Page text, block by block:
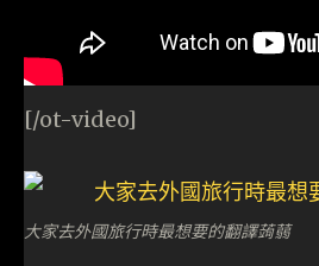
[/ot-video]
大家去外國旅行時最想要的翻譯蒟蒻